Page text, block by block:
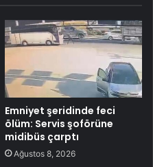
Emniyet şeridinde feci
ölüm: Servis şoförüne
midibüs çarptı
Ağustos 8, 2026